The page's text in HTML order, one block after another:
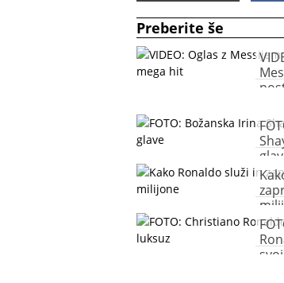
Preberite še